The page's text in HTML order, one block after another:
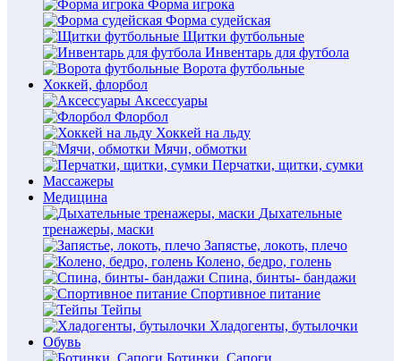
Форма игрока
Форма судейская
Щитки футбольные
Инвентарь для футбола
Ворота футбольные
Хоккей, флорбол
Аксессуары
Флорбол
Хоккей на льду
Мячи, обмотки
Перчатки, щитки, сумки
Массажеры
Медицина
Дыхательные
тренажеры, маски
Запястье, локоть, плечо
Колено, бедро, голень
Спина, бинты- бандажи
Спортивное питание
Тейпы
Хладогенты, бутылочки
Обувь
Ботинки, Сапоги